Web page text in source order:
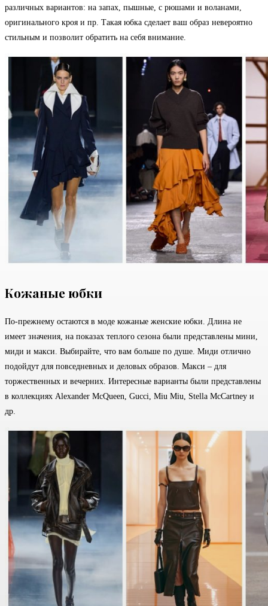
различных вариантов: на запах, пышные, с рюшами и воланами,
оригинального кроя и пр. Такая юбка сделает ваш образ невероятно
стильным и позволит обратить на себя внимание.
Кожаные юбки
По-прежнему остаются в моде кожаные женские юбки. Длина не
имеет значения, на показах теплого сезона были представлены мини,
миди и макси. Выбирайте, что вам больше по душе. Миди отлично
подойдут для повседневных и деловых образов. Макси – для
торжественных и вечерних. Интересные варианты были представлены
в коллекциях Alexander McQueen, Gucci, Miu Miu, Stella McCartney и
др.